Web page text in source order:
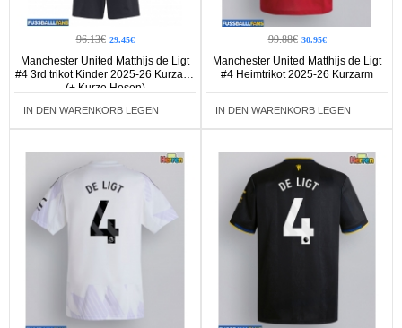
96.13€ 29.45€
Manchester United Matthijs de Ligt
#4 3rd trikot Kinder 2025-26 Kurzarm
(+ Kurze Hosen)
IN DEN WARENKORB LEGEN
99.88€ 30.95€
Manchester United Matthijs de Ligt
#4 Heimtrikot 2025-26 Kurzarm
IN DEN WARENKORB LEGEN